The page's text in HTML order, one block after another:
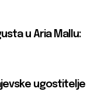
u Aria Mallu:
ugostitelje